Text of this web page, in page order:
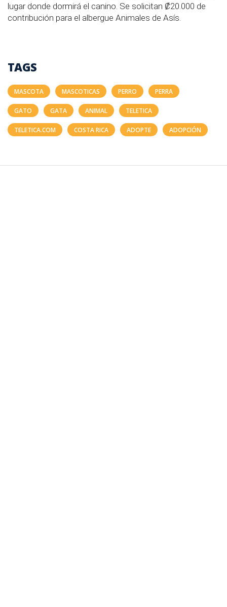
lugar donde dormirá el canino. Se solicitan ₡20.000 de
contribución para el albergue Animales de Asís.
TAGS
MASCOTA MASCOTICAS PERRO PERRA
GATO GATA ANIMAL TELETICA
TELETICA.COM COSTA RICA ADOPTE ADOPCIÓN